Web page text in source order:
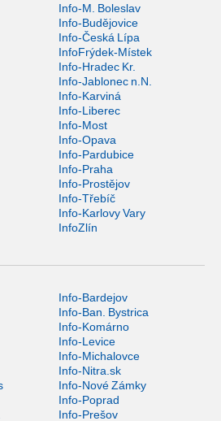
Info-M. Boleslav
Info-Budějovice
Info-Česká Lípa
InfoFrýdek-Místek
Info-Hradec Kr.
Info-Jablonec n.N.
Info-Karviná
Info-Liberec
Info-Most
Info-Opava
Info-Pardubice
Info-Praha
Info-Prostějov
Info-Třebíč
Info-Karlovy Vary
InfoZlín
Info-Bardejov
Info-Ban. Bystrica
Info-Komárno
Info-Levice
Info-Michalovce
Info-Nitra.sk
Info-Nové Zámky
Info-Poprad
Info-Prešov